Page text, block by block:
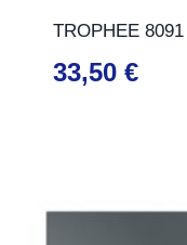
TROPHEE 8091
33,50 €